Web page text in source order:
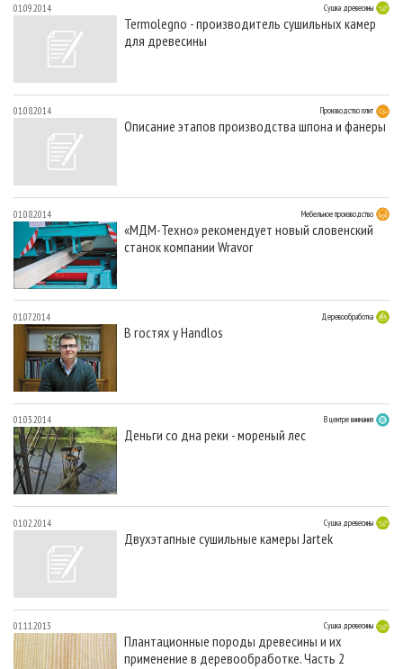
01.09.2014 Сушка древесины
Termolegno - производитель сушильных камер
для древесины
01.08.2014 Производство плит
Описание этапов производства шпона и фанеры
01.08.2014 Мебельное производство
«МДМ-Техно» рекомендует новый словенский
станок компании Wravor
01.07.2014 Деревообработка
В гостях у Handlos
01.03.2014 В центре внимания
Деньги со дна реки - мореный лес
01.02.2014 Сушка древесины
Двухэтапные сушильные камеры Jartek
01.11.2013 Сушка древесины
Плантационные породы древесины и их
применение в деревообработке. Часть 2